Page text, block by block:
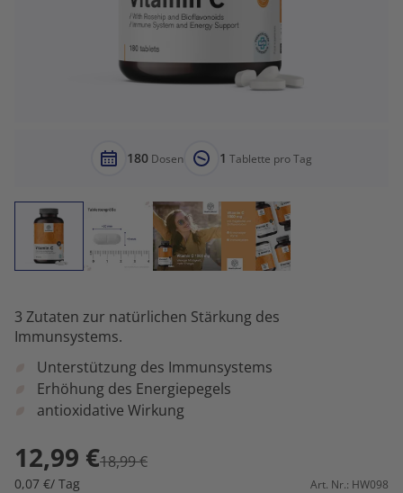
180 Dosen 1 Tablette pro Tag
3 Zutaten zur natürlichen Stärkung des
Immunsystems.
Unterstützung des Immunsystems
Erhöhung des Energiepegels
antioxidative Wirkung
12,99 €18,99 €
0,07 €/ Tag Art. Nr.: HW098